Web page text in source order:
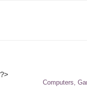
?>
Computers,